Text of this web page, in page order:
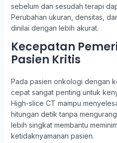
sebelum dan sesudah terapi
Perubahan ukuran, densitas,
dinilai dengan lebih akurat.
Kecepatan
Pasien Kritis
Pada pasien onkologi dengan
cepat sangat penting untuk
High-slice CT mampu
hitungan detik tanpa
lebih singkat membantu
ketidaknyamanan pasien.